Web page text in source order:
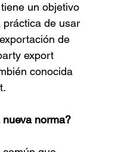
un objetivo
práctica de usar
de
export
conocida
norma?